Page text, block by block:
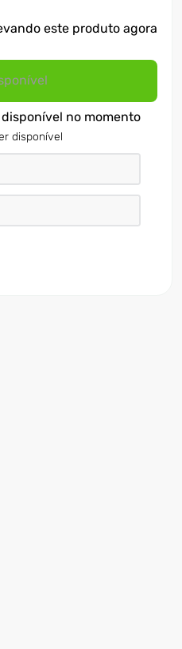
este produto agora
no momento
disponível